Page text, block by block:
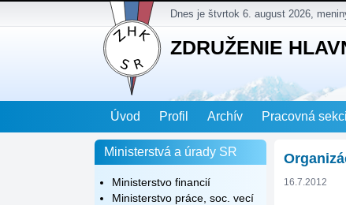
Dnes je štvrtok 6. august 2026,
ZDRUŽENIE
Úvod Profil Archív Pracovná
Ministerstvá a úrady SR
Ministerstvo financií
Ministerstvo práce, soc. vecí
16.7.2012